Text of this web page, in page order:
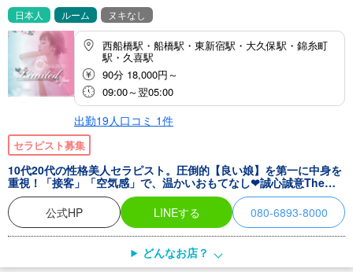
日本人 ルーム ヌキなし
西船橋駅・船橋駅・東新宿駅・大久保駅・錦糸町
駅・久喜駅
90分 18,000円～
09:00～翌05:00
出勤19人口コミ 1件
セラピスト募集
10代20代の性格美人セラピスト。圧倒的【良い娘】を第一に中身を
重視！「接客」「空気感」で、温かいおもてなし❤︎誠心誠意The真
のメンズエステの魅力でお出迎え❣️
公式HP
LINEする 080-6893-8000
どんなお店？